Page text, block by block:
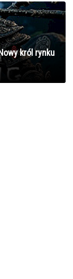
król rynku